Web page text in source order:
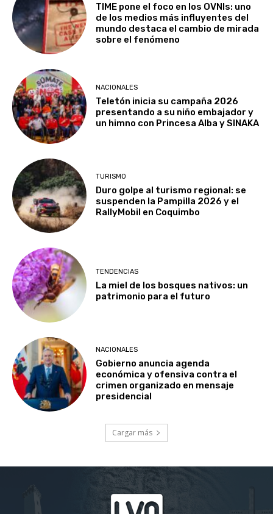
TIME pone el foco en los OVNIs: uno
de los medios más influyentes del
mundo destaca el cambio de mirada
sobre el fenómeno
NACIONALES
Teletón inicia su campaña 2026
presentando a su niño embajador y
un himno con Princesa Alba y SINAKA
TURISMO
Duro golpe al turismo regional: se
suspenden la Pampilla 2026 y el
RallyMobil en Coquimbo
TENDENCIAS
La miel de los bosques nativos: un
patrimonio para el futuro
NACIONALES
Gobierno anuncia agenda
económica y ofensiva contra el
crimen organizado en mensaje
presidencial
Cargar más